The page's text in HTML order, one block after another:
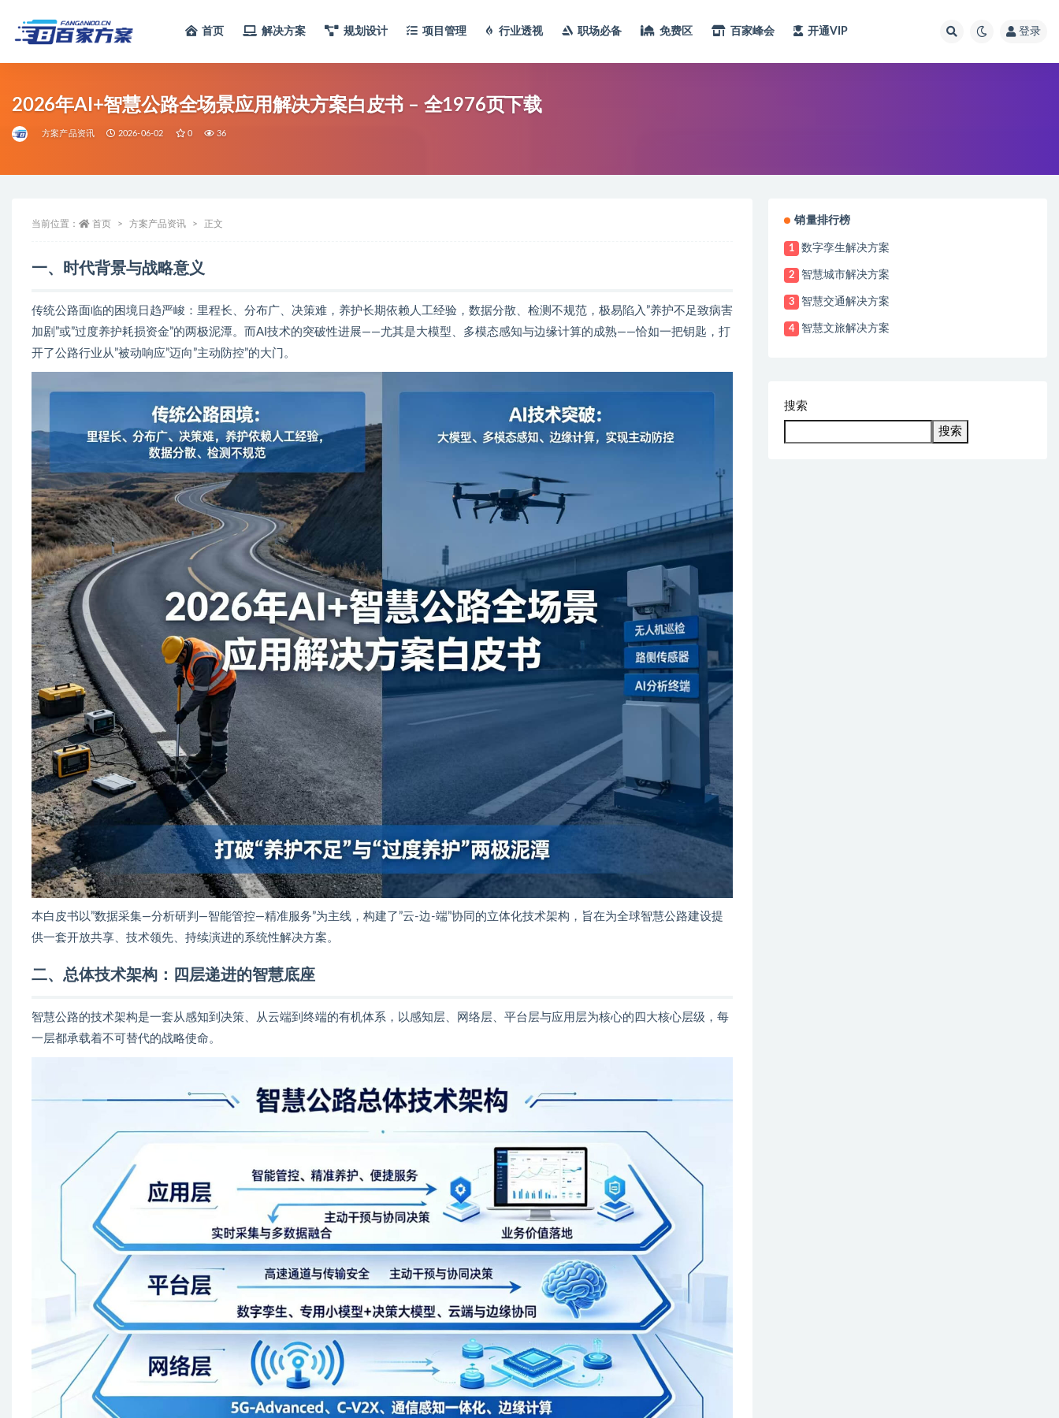
首页 解决方案 规划设计 项目管理 行业透视 职场必备 免费区 百家峰会 开通VIP 登录
2026年AI+智慧公路全场景应用解决方案白皮书 – 全1976页下载
方案产品资讯 2026-06-02 0 36
当前位置： 首页 方案产品资讯 正文
一、时代背景与战略意义
传统公路面临的困境日趋严峻：里程长、分布广、决策难，养护长期依赖人工经验，数据分散、检测不规范，极易陷入”养护不足致病害
加剧”或”过度养护耗损资金”的两极泥潭。而AI技术的突破性进展——尤其是大模型、多模态感知与边缘计算的成熟——恰如一把钥匙，打
开了公路行业从”被动响应”迈向”主动防控”的大门。
本白皮书以”数据采集—分析研判—智能管控—精准服务”为主线，构建了”云-边-端”协同的立体化技术架构，旨在为全球智慧公路建设提
供一套开放共享、技术领先、持续演进的系统性解决方案。
二、总体技术架构：四层递进的智慧底座
智慧公路的技术架构是一套从感知到决策、从云端到终端的有机体系，以感知层、网络层、平台层与应用层为核心的四大核心层级，每
一层都承载着不可替代的战略使命。
销量排行榜
1 数字孪生解决方案
2 智慧城市解决方案
3 智慧交通解决方案
4 智慧文旅解决方案
搜索
搜索